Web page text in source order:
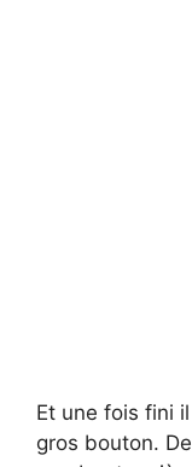
Et une fois fini
gros bouton.